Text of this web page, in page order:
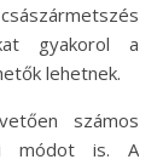
gyakorol a
lehetnek.
számos
módot is. A